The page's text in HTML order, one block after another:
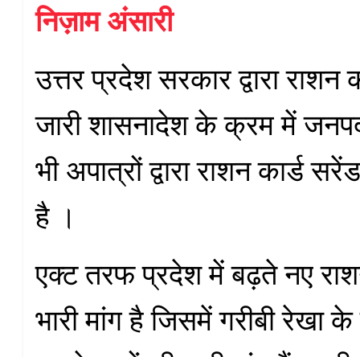
निज़ाम अंसारी
उत्तर प्रदेश सरकार द्वारा राशन
जारी शासनादेश के क्रम में जनपद
भी अपात्रों द्वारा राशन कार्ड
है ।
एक्ट तरफ प्रदेश में बढ़ते नए
भारी मांग है जिसमें गरीबी रेखा